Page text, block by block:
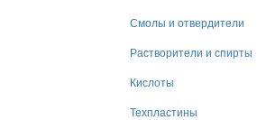
Смолы и отвердители
Растворители и спирты
Кислоты
Техпластины